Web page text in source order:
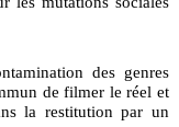
des genres
de filmer le réel et
la restitution par un